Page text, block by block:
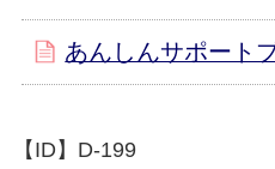
あんしんサポート
【ID】 D-199